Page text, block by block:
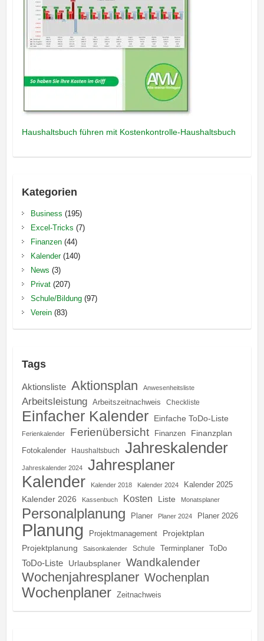
Haushaltsbuch führen mit Kostenkontrolle-Haushaltsbuch
Kategorien
Business (195)
Excel-Tricks (7)
Finanzen(44)
Kalender(140)
News (3)
Privat(207)
Schule/Bildung(97)
Verein(83)
Tags
Aktionsliste Aktionsplan Anwesenheitsliste
Arbeitsleistung Arbeitszeitnachweis Checkliste
Einfacher Kalender Einfache ToDo-Liste
Ferienkalender Ferienübersicht Finanzen Finanzplan
Fotokalender Haushaltsbuch Jahreskalender
Jahreskalender 2024 Jahresplaner
Kalender Kalender 2018 Kalender 2024 Kalender 2025
Kalender 2026 Kassenbuch Kosten Liste Monatsplaner
Personalplanung Planer Planer 2024 Planer 2026
Planung Projektmanagement
Projektplan
Projektplanung
Saisonkalender Schule Terminplaner ToDo
ToDo-Liste Urlaubsplaner Wandkalender
Wochenjahresplaner Wochenplan
Wochenplaner Zeitnachweis